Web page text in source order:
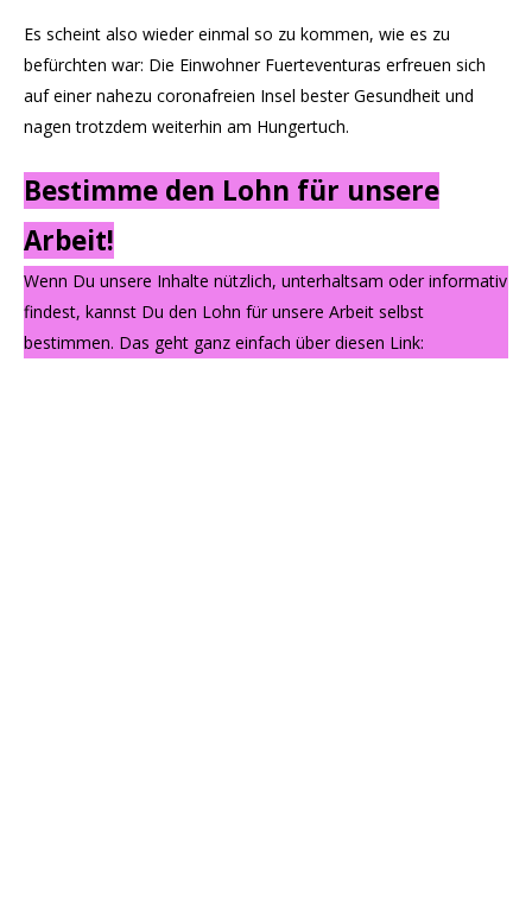
Es scheint also wieder einmal so zu kommen, wie es zu
befürchten war: Die Einwohner Fuerteventuras erfreuen sich
auf einer nahezu coronafreien Insel bester Gesundheit und
nagen trotzdem weiterhin am Hungertuch.
Bestimme den Lohn für unsere
Arbeit!
Wenn Du unsere Inhalte nützlich, unterhaltsam oder informativ
findest, kannst Du den Lohn für unsere Arbeit selbst
bestimmen. Das geht ganz einfach über diesen Link: